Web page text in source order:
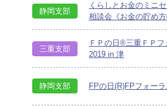
静岡支部
くらしとお金のミニ
相談会《お金の貯め
三重支部
ＦＰの日®三重ＦＰフ
2019 in 津
静岡支部 FPの日(R)FPフォー